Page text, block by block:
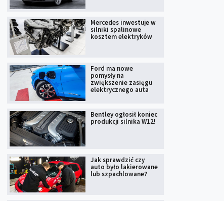
Mercedes inwestuje w
silniki spalinowe
kosztem elektryków
Ford ma nowe
pomysły na
zwiększenie zasięgu
elektrycznego auta
Bentley ogłosił koniec
produkcji silnika W12!
Jak sprawdzić czy
auto było lakierowane
lub szpachlowane?